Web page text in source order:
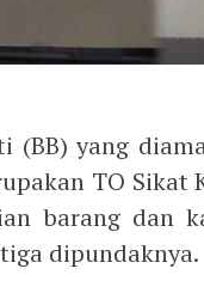
(BB) yang
TO
barang dan
dipundaknya.